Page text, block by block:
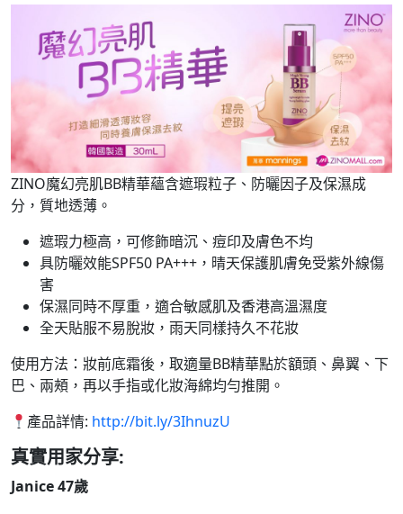
ZINO魔幻亮肌BB精華蘊含遮瑕粒子、防曬因子及保濕成
分，質地透薄。
遮瑕力極高，可修飾暗沉、痘印及膚色不均
具防曬效能SPF50 PA+++，晴天保護肌膚免受紫外線傷
害
保濕同時不厚重，適合敏感肌及香港高溫濕度
全天貼服不易脫妝，雨天同樣持久不花妝
使用方法：妝前底霜後，取適量BB精華點於額頭、鼻翼、下
巴、兩頰，再以手指或化妝海綿均勻推開。
產品詳情: http://bit.ly/3IhnuzU
真實用家分享:
Janice 47歲